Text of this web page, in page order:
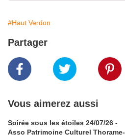
#Haut Verdon
Partager
Vous aimerez aussi
Soirée sous les étoiles 24/07/26 -
Asso Patrimoine Culturel Thorame-